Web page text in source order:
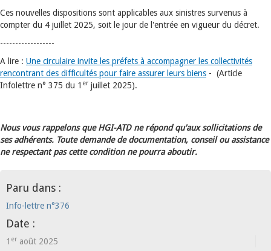
Ces nouvelles dispositions sont applicables aux sinistres survenus à
compter du 4 juillet 2025, soit le jour de l'entrée en vigueur du décret.
------------------
A lire : Une circulaire invite les préfets à accompagner les collectivités
rencontrant des difficultés pour faire assurer leurs biens - (Article
Infolettre n° 375 du 1 er juillet 2025).
Nous vous rappelons que HGI-ATD ne répond qu'aux sollicitations de
ses adhérents. Toute demande de documentation, conseil ou assistance
ne respectant pas cette condition ne pourra aboutir.
Paru dans :
Info-lettre n°376
Date :
1 er août 2025